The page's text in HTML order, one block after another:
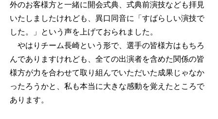
外のお客様方と一緒に開会式典、式典前演技なども拝見
いたしましたけれども、異口同音に「すばらしい演技で
した。」という声を上げておられました。
やはりチーム長崎という形で、選手の皆様方はもちろ
んでありますけれども、全ての出演者を含めた関係の皆
様方が力を合わせて取り組んでいただいた成果じゃなか
ったろうかと、私も本当に大きな感動を覚えたところで
あります。